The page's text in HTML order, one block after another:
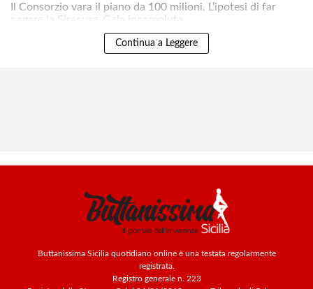
Il Consorzio vara il piano da 100 milioni. L’ipotesi di far
pagare la Siracusa-Gela incompiuta..
Continua a Leggere
Buttanissima Sicilia quotidiano online è una testata regolarmente
registrata.
Registro generale n. 223